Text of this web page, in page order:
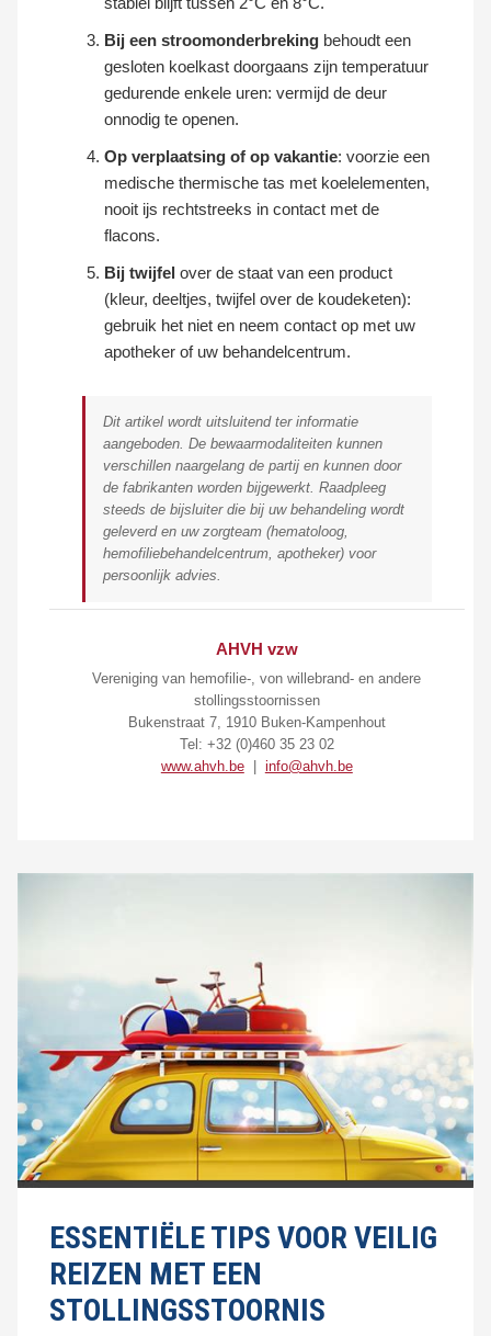
Bij een stroomonderbrekingbehoudt een
gesloten koelkast doorgaans zijn temperatuur
gedurende enkele uren: vermijd de deur
onnodig te openen.
Op verplaatsing of op vakantie: voorzie een
medische thermische tas met koelelementen,
nooit ijs rechtstreeks in contact met de
flacons.
Bij twijfel over de staat van een product
(kleur, deeltjes, twijfel over de koudeketen):
gebruik het niet en neem contact op met uw
apotheker of uw behandelcentrum.
Dit artikel wordt uitsluitend ter informatie
aangeboden. De bewaarmodaliteiten kunnen
verschillen naargelang de partij en kunnen door
de fabrikanten worden bijgewerkt. Raadpleeg
steeds de bijsluiter die bij uw behandeling wordt
geleverd en uw zorgteam (hematoloog,
hemofiliebehandelcentrum, apotheker) voor
persoonlijk advies.
AHVH vzw
Vereniging van hemofilie-, von willebrand- en andere
stollingsstoornissen
Bukenstraat 7, 1910 Buken-Kampenhout
Tel: +32 (0)460 35 23 02
www.ahvh.be| info@ahvh.be
ESSENTIËLE TIPS VOOR VEILIG
REIZEN MET EEN
STOLLINGSSTOORNIS